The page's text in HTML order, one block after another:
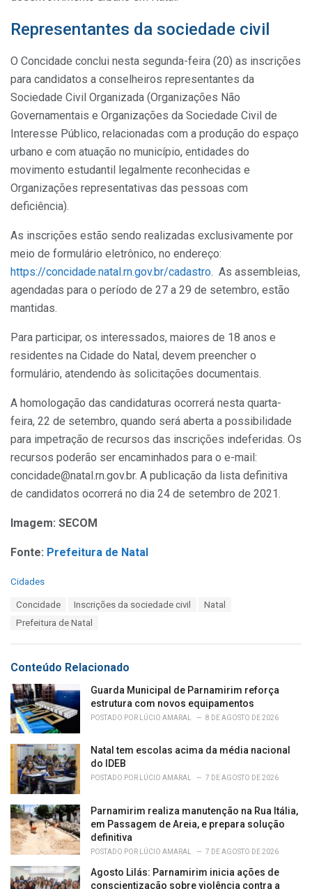
Representantes da sociedade civil
O Concidade conclui nesta segunda-feira (20) as inscrições
para candidatos a conselheiros representantes da
Sociedade Civil Organizada (Organizações Não
Governamentais e Organizações da Sociedade Civil de
Interesse Público, relacionadas com a produção do espaço
urbano e com atuação no município, entidades do
movimento estudantil legalmente reconhecidas e
Organizações representativas das pessoas com
deficiência).
As inscrições estão sendo realizadas exclusivamente por
meio de formulário eletrônico, no endereço:
https://concidade.natal.rn.gov.br/cadastro. As assembleias,
agendadas para o período de 27 a 29 de setembro, estão
mantidas.
Para participar, os interessados, maiores de 18 anos e
residentes na Cidade do Natal, devem preencher o
formulário, atendendo às solicitações documentais.
A homologação das candidaturas ocorrerá nesta quarta-
feira, 22 de setembro, quando será aberta a possibilidade
para impetração de recursos das inscrições indeferidas. Os
recursos poderão ser encaminhados para o e-mail:
concidade@natal.rn.gov.br. A publicação da lista definitiva
de candidatos ocorrerá no dia 24 de setembro de 2021.
Imagem: SECOM
Fonte: Prefeitura de Natal
C
i
s
:
Cidades
Concidade Inscrições da sociedade civil
Natal
Prefeitura de Natal
Conteúdo Relacionado
Guarda Municipal de Parnamirim reforça
estrutura com novos equipamentos
POSTADO POR LÚCIO AMARAL 8 DE AGOSTO DE 2026
Natal tem escolas acima da média nacional
do IDEB
POSTADO POR LÚCIO AMARAL 7 DE AGOSTO DE 2026
Parnamirim realiza manutenção na Rua Itália,
em Passagem de Areia, e prepara solução
definitiva
POSTADO POR LÚCIO AMARAL 7 DE AGOSTO DE 2026
Agosto Lilás: Parnamirim inicia ações de
conscientização sobre violência contra a